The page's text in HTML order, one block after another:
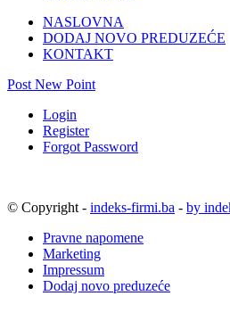
NASLOVNA
DODAJ NOVO PREDUZEĆE
KONTAKT
Post New Point
Login
Register
Forgot Password
© Copyright - indeks-firmi.ba - by
Pravne napomene
Marketing
Impressum
Dodaj novo preduzeće